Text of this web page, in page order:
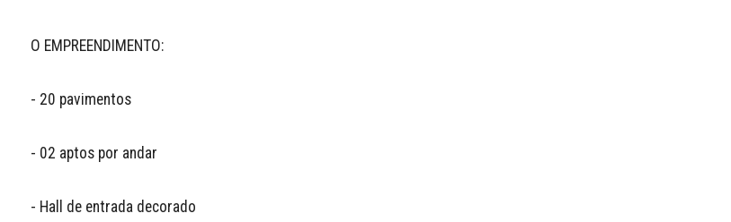
O EMPREENDIMENTO:
- 20 pavimentos
- 02 aptos por andar
- Hall de entrada decorado